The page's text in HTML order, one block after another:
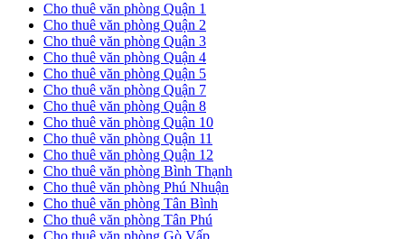
Cho thuê văn phòng Quận 1
Cho thuê văn phòng Quận 2
Cho thuê văn phòng Quận 3
Cho thuê văn phòng Quận 4
Cho thuê văn phòng Quận 5
Cho thuê văn phòng Quận 7
Cho thuê văn phòng Quận 8
Cho thuê văn phòng Quận 10
Cho thuê văn phòng Quận 11
Cho thuê văn phòng Quận 12
Cho thuê văn phòng Bình Thạnh
Cho thuê văn phòng Phú Nhuận
Cho thuê văn phòng Tân Bình
Cho thuê văn phòng Tân Phú
Cho thuê văn phòng Gò Vấp